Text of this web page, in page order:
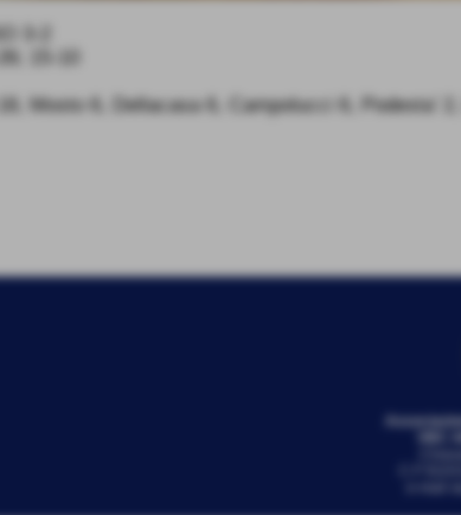
3-2
15-10
Mosto 6, Dellacasa 6, Campolucci 6, Podesta’
VBC